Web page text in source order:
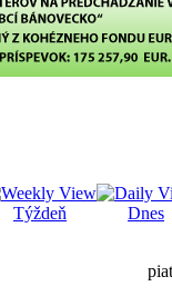
Týždeň Dnes